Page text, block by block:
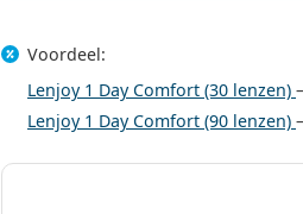
Voordeel:
Lenjoy 1 Day Comfort (30 lenzen)
Lenjoy 1 Day Comfort (90 lenzen)
Kies parameters: